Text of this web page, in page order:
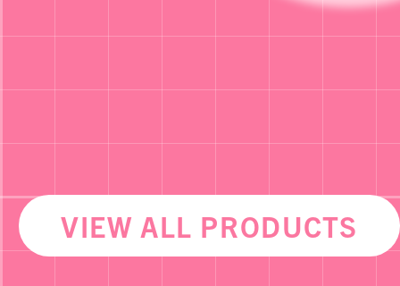
VIEW ALL PRODUCTS